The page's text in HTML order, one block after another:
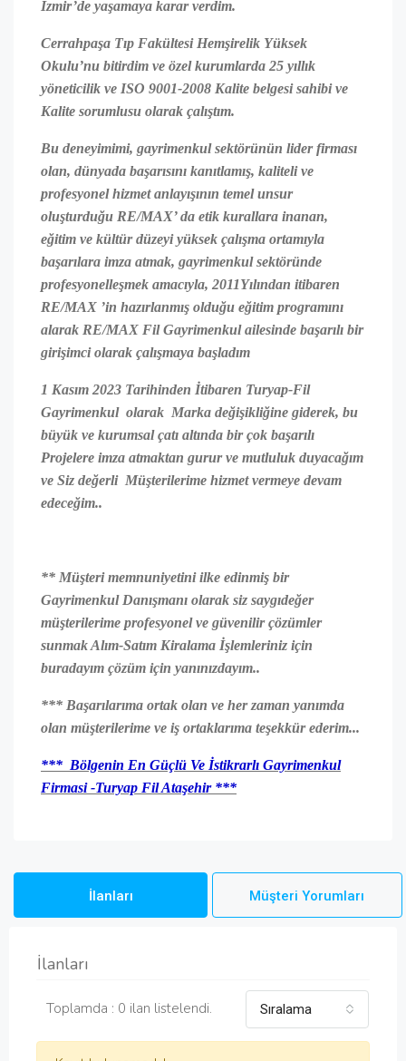
İzmir’de yaşamaya karar verdim.
Cerrahpaşa Tıp Fakültesi Hemşirelik Yüksek
Okulu’nu bitirdim ve özel kurumlarda 25 yıllık
yöneticilik ve ISO 9001-2008 Kalite belgesi sahibi ve
Kalite sorumlusu olarak çalıştım.
Bu deneyimimi, gayrimenkul sektörünün lider firması
olan, dünyada başarısını kanıtlamış, kaliteli ve
profesyonel hizmet anlayışının temel unsur
oluşturduğu RE/MAX’ da etik kurallara inanan,
eğitim ve kültür düzeyi yüksek çalışma ortamıyla
başarılara imza atmak, gayrimenkul sektöründe
profesyonelleşmek amacıyla, 2011Yılından itibaren
RE/MAX ’in hazırlanmış olduğu eğitim programını
alarak RE/MAX Fil Gayrimenkul ailesinde başarılı bir
girişimci olarak çalışmaya başladım
1 Kasım 2023 Tarihinden İtibaren Turyap-Fil
Gayrimenkul olarak Marka değişikliğine giderek, bu
büyük ve kurumsal çatı altında bir çok başarılı
Projelere imza atmaktan gurur ve mutluluk duyacağım
ve Siz değerli Müşterilerime hizmet vermeye devam
edeceğim..
** Müşteri memnuniyetini ilke edinmiş bir
Gayrimenkul Danışmanı olarak siz saygıdeğer
müşterilerime profesyonel ve güvenilir çözümler
sunmak Alım-Satım Kiralama İşlemleriniz için
buradayım çözüm için yanınızdayım..
*** Başarılarıma ortak olan ve her zaman yanımda
olan müşterilerime ve iş ortaklarıma teşekkür ederim...
*** Bölgenin En Güçlü Ve İstikrarlı Gayrimenkul
Firmasi -Turyap Fil Ataşehir ***
İlanları Müşteri Yorumları
İlanları
Toplamda : 0 ilan listelendi. Sıralama